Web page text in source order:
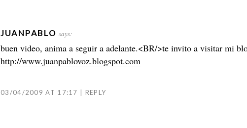
JUANPABLO says:
buen video, anima a seguir a adelante.<BR/>te invito a visitar mi
http://www.juanpablovoz.blogspot.com
03/04/2009 AT 17:17 REPLY